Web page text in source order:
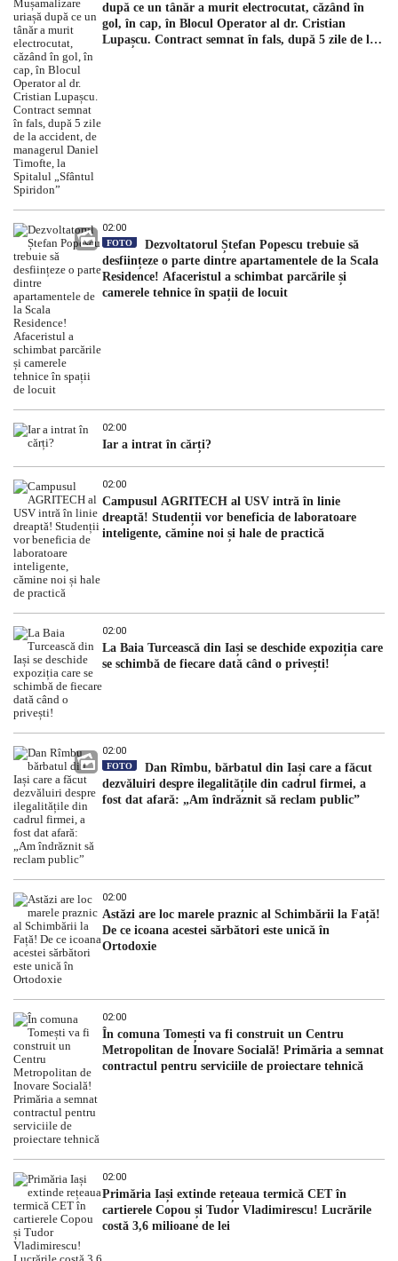
după ce un tânăr a murit electrocutat, căzând în
gol, în cap, în Blocul Operator al dr. Cristian
Lupașcu. Contract semnat în fals, după 5 zile de la
02:00
FOTO
Dezvoltatorul Ștefan Popescu trebuie să
desființeze o parte dintre apartamentele de la Scala
Residence! Afaceristul a schimbat parcările și
camerele tehnice în spații de locuit
02:00
Iar a intrat în cărți?
02:00
Campusul AGRITECH al USV intră în linie
dreaptă! Studenții vor beneficia de laboratoare
inteligente, cămine noi și hale de practică
02:00
La Baia Turcească din Iași se deschide expoziția care
se schimbă de fiecare dată când o privești!
02:00
FOTO
Dan Rîmbu, bărbatul din Iași care a făcut
dezvăluiri despre ilegalitățile din cadrul firmei, a
fost dat afară: „Am îndrăznit să reclam public”
02:00
Astăzi are loc marele praznic al Schimbării la Față!
De ce icoana acestei sărbători este unică în
Ortodoxie
02:00
În comuna Tomești va fi construit un Centru
Metropolitan de Inovare Socială! Primăria a semnat
contractul pentru serviciile de proiectare tehnică
02:00
Primăria Iași extinde rețeaua termică CET în
cartierele Copou și Tudor Vladimirescu! Lucrările
costă 3,6 milioane de lei